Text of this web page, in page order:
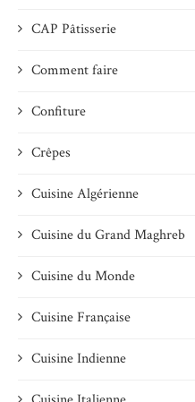
CAP Pâtisserie
Comment faire
Confiture
Crêpes
Cuisine Algérienne
Cuisine du Grand Maghreb
Cuisine du Monde
Cuisine Française
Cuisine Indienne